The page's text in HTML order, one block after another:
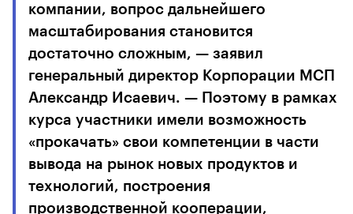
компании, вопрос дальнейшего
масштабирования становится
достаточно сложным, — заявил
генеральный директор Корпорации МСП
Александр Исаевич. — Поэтому в рамках
курса участники имели возможность
«прокачать» свои компетенции в части
вывода на рынок новых продуктов и
технологий, построения
производственной кооперации,